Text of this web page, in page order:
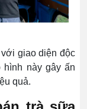
giao diện độc
hình này gây ấn
quả.